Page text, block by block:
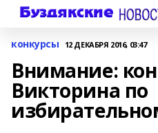
конкурсы 12 ДЕКАБРЯ 2016, 03:47
Внимание:
Викторина по